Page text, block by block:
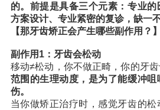
就医指引contact us
的。前提是具备三个元素：专业
方案设计、专业紧密的复诊，缺一不
【那牙齿矫正会产生哪些副作用？】
副作用1：牙齿会松动
移动≠松动，你不做正畸，你的牙齿
范围的生理动度，是为了能缓冲咀
伤。
当你做矫正治疗时，感觉牙齿的松